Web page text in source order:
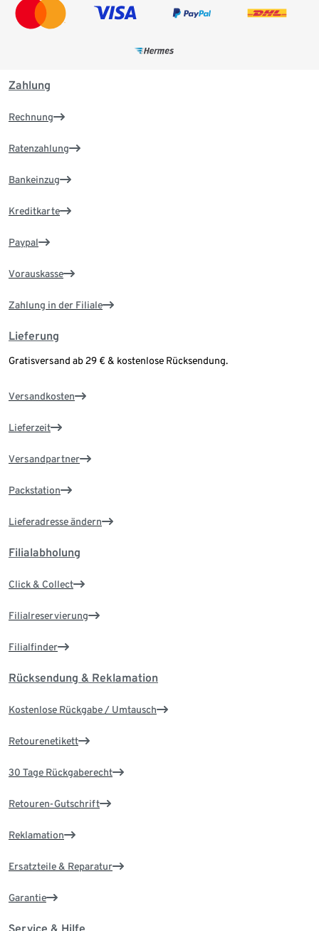
Zahlung
Rechnung
Ratenzahlung
Bankeinzug
Kreditkarte
Paypal
Vorauskasse
Zahlung in der Filiale
Lieferung
Gratisversand ab 29 € & kostenlose Rücksendung.
Versandkosten
Lieferzeit
Versandpartner
Packstation
Lieferadresse ändern
Filialabholung
Click & Collect
Filialreservierung
Filialfinder
Rücksendung & Reklamation
Kostenlose Rückgabe / Umtausch
Retourenetikett
30 Tage Rückgaberecht
Retouren-Gutschrift
Reklamation
Ersatzteile & Reparatur
Garantie